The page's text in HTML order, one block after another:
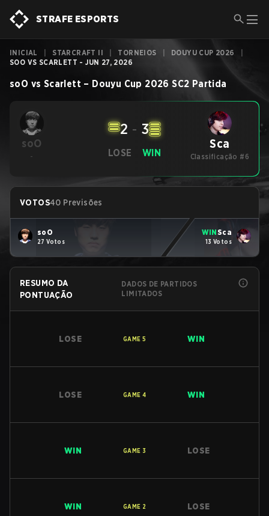
STRAFE ESPORTS
INICIAL STARCRAFT II TORNEIOS DOUYU CUP 2026
SOO VS SCARLETT - JUN 27, 2026
soO vs Scarlett – Douyu Cup 2026 SC2 Partida
soO
- LOSE
2 - 3
WIN
Sca
Classificação #6
VOTOS40 Previsões
soO
27 Votos
WINSca
13 Votos
RESUMO DA
PONTUAÇÃO
DADOS DE PARTIDOS
LIMITADOS
LOSE GAME 5 WIN
LOSE GAME 4 WIN
WIN GAME 3 LOSE
WIN GAME 2 LOSE